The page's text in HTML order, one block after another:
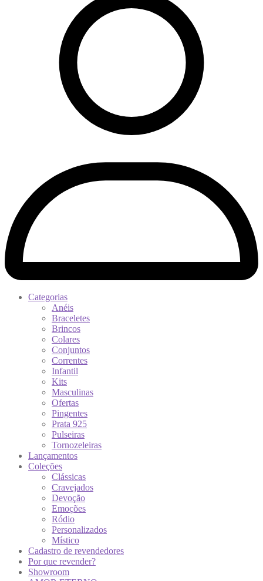
Categorias
Anéis
Braceletes
Brincos
Colares
Conjuntos
Correntes
Infantil
Kits
Masculinas
Ofertas
Pingentes
Prata 925
Pulseiras
Tornozeleiras
Lançamentos
Coleções
Clássicas
Cravejados
Devoção
Emoções
Ródio
Personalizados
Místico
Cadastro de revendedores
Por que revender?
Showroom